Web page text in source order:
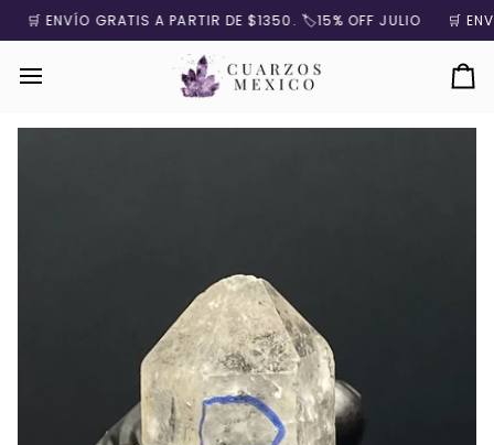
directamente
contenido
🛒 ENVÍO GRATIS A PARTIR DE $1350. 🏷️15% OFF JULIO 🛒